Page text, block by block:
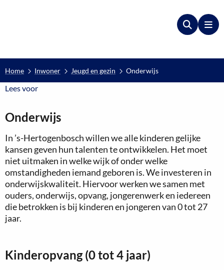
Zoeken
Home Inwoner Jeugd en gezin Onderwijs
Lees voorLees voor
Onderwijs
In ’s-Hertogenbosch willen we alle kinderen gelijke
kansen geven hun talenten te ontwikkelen. Het moet
niet uitmaken in welke wijk of onder welke
omstandigheden iemand geboren is. We investeren in
onderwijskwaliteit. Hiervoor werken we samen met
ouders, onderwijs, opvang, jongerenwerk en iedereen
die betrokken is bij kinderen en jongeren van 0 tot 27
jaar.
Kinderopvang (0 tot 4 jaar)